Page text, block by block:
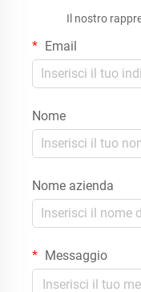
Il nostro
Email
Nome
Nome azienda
Messaggio